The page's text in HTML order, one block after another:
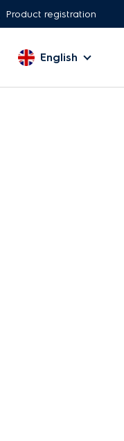
Product registration
English